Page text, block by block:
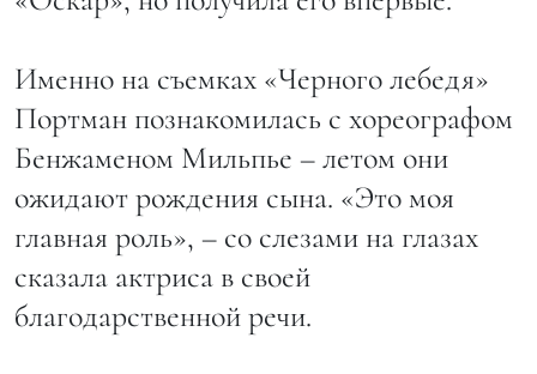
Именно на съемках «Черного лебедя»
Портман познакомилась с хореографом
Бенжаменом Мильпье – летом они
ожидают рождения сына. «Это моя
главная роль», – со слезами на глазах
сказала актриса в своей
благодарственной речи.